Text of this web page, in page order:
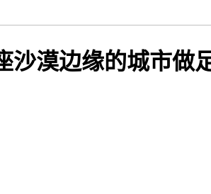
沙漠边缘的城市做